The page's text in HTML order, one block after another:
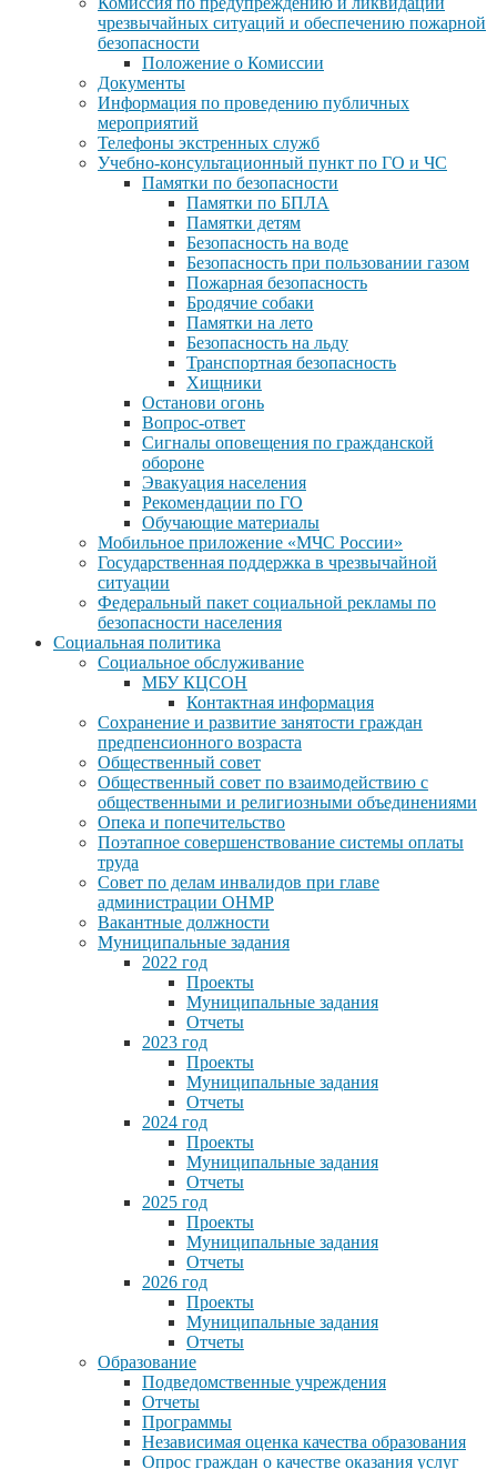
чрезвычайных ситуаций и обеспечению пожарной
безопасности
Положение о Комиссии
Документы
Информация по проведению публичных
мероприятий
Телефоны экстренных служб
Учебно-консультационный пункт по ГО и ЧС
Памятки по безопасности
Памятки по БПЛА
Памятки детям
Безопасность на воде
Безопасность при пользовании газом
Пожарная безопасность
Бродячие собаки
Памятки на лето
Безопасность на льду
Транспортная безопасность
Хищники
Останови огонь
Вопрос-ответ
Сигналы оповещения по гражданской
обороне
Эвакуация населения
Рекомендации по ГО
Обучающие материалы
Мобильное приложение «МЧС России»
Государственная поддержка в чрезвычайной
ситуации
Федеральный пакет социальной рекламы по
безопасности населения
Социальная политика
Социальное обслуживание
МБУ КЦСОН
Контактная информация
Сохранение и развитие занятости граждан
предпенсионного возраста
Общественный совет
Общественный совет по взаимодействию с
общественными и религиозными объединениями
Опека и попечительство
Поэтапное совершенствование системы оплаты
труда
Совет по делам инвалидов при главе
администрации ОНМР
Вакантные должности
Муниципальные задания
2022 год
Проекты
Муниципальные задания
Отчеты
2023 год
Проекты
Муниципальные задания
Отчеты
2024 год
Проекты
Муниципальные задания
Отчеты
2025 год
Проекты
Муниципальные задания
Отчеты
2026 год
Проекты
Муниципальные задания
Отчеты
Образование
Подведомственные учреждения
Отчеты
Программы
Независимая оценка качества образования
Опрос граждан о качестве оказания услуг